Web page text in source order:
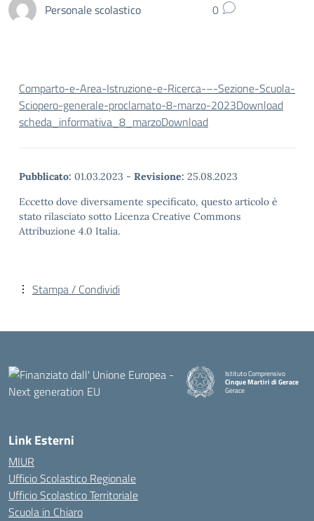
Personale scolastico 0
Comparto-e-Area-Istruzione-e-Ricerca-–-Sezione-Scuola-
Sciopero-generale-proclamato-8-marzo-2023Download
scheda_informativa_8_marzoDownload
Pubblicato: 01.03.2023 - Revisione: 25.08.2023
Eccetto dove diversamente specificato, questo articolo è
stato rilasciato sotto Licenza Creative Commons
Attribuzione 4.0 Italia.
Stampa / Condividi
Istituto Comprensivo
Cinque Martiri di Gerace
Gerace
Link Esterni
MIUR
Ufficio Scolastico Regionale
Ufficio Scolastico Territoriale
Scuola in Chiaro